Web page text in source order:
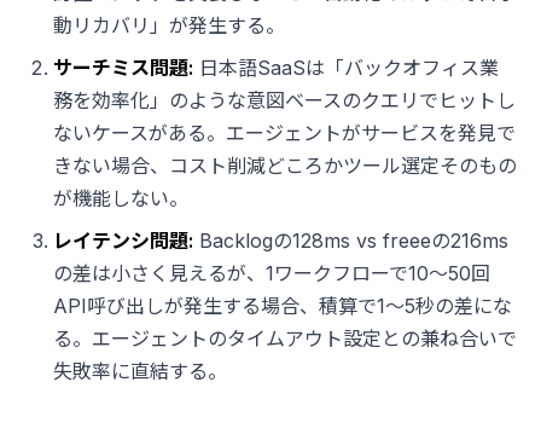
動リカバリ」が発生する。
サーチミス問題: 日本語SaaSは「バックオフィス業
務を効率化」のような意図ベースのクエリでヒットし
ないケースがある。エージェントがサービスを発見で
きない場合、コスト削減どころかツール選定そのもの
が機能しない。
レイテンシ問題: Backlogの128ms vs freeeの216ms
の差は小さく見えるが、1ワークフローで10〜50回
API呼び出しが発生する場合、積算で1〜5秒の差にな
る。エージェントのタイムアウト設定との兼ね合いで
失敗率に直結する。